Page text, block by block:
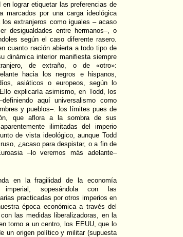
lograr etiquetar las preferencias de
marcados por una carga ideológica
extranjeros como iguales – acaso
desigualdades entre hermanos–, o
según el caso diferente rasero.
cuanto nación abierta a todo tipo de
dinámica interior manifiesta siempre
de extraño, o de «otro»:
hacia los negros e hispanos,
asiáticos o europeos, según lo
explicaría asimismo, en Todd, los
aquí universalismo como
y pueblos–: los límites pues de
que aflora a la sombra de sus
ilimitadas del imperio
de vista ideológico, aunque Todd
¿acaso para despistar, o a fin de
–lo veremos más adelante–
en la fragilidad de la economía
imperial, sopesándola con las
practicadas por otros imperios en
época económica a través del
las medidas liberalizadoras, en la
torno a un centro, los EEUU, que lo
un origen político y militar (supuesta